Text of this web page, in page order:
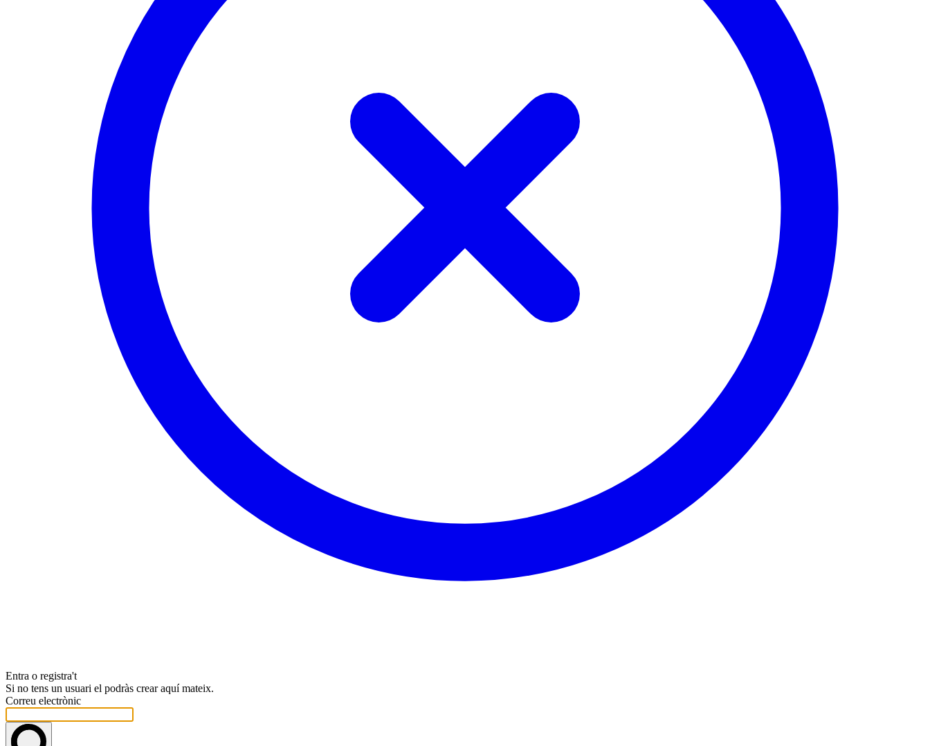
Entra o registra't
Si no tens un usuari el podràs crear aquí mateix.
Correu electrònic